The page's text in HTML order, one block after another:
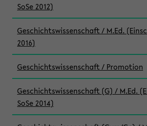
SoSe 2012)
Geschichtswissenschaft / M.Ed.
2016)
Geschichtswissenschaft / Promotion
Geschichtswissenschaft (G) / M.Ed.
SoSe 2014)